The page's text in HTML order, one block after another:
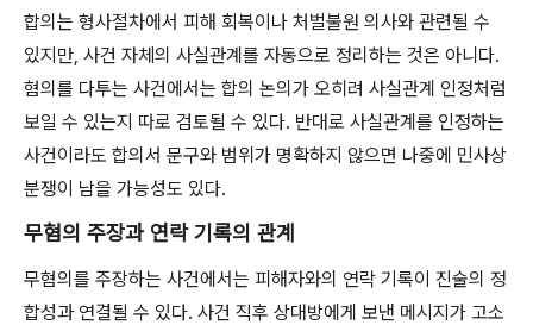
합의는 형사절차에서 피해 회복이나 처벌불원 의사와 관련될 수
있지만, 사건 자체의 사실관계를 자동으로 정리하는 것은 아니다.
혐의를 다투는 사건에서는 합의 논의가 오히려 사실관계 인정처럼
보일 수 있는지 따로 검토될 수 있다. 반대로 사실관계를 인정하는
사건이라도 합의서 문구와 범위가 명확하지 않으면 나중에 민사상
분쟁이 남을 가능성도 있다.
무혐의 주장과 연락 기록의 관계
무혐의를 주장하는 사건에서는 피해자와의 연락 기록이 진술의 정
합성과 연결될 수 있다. 사건 직후 상대방에게 보낸 메시지가 고소